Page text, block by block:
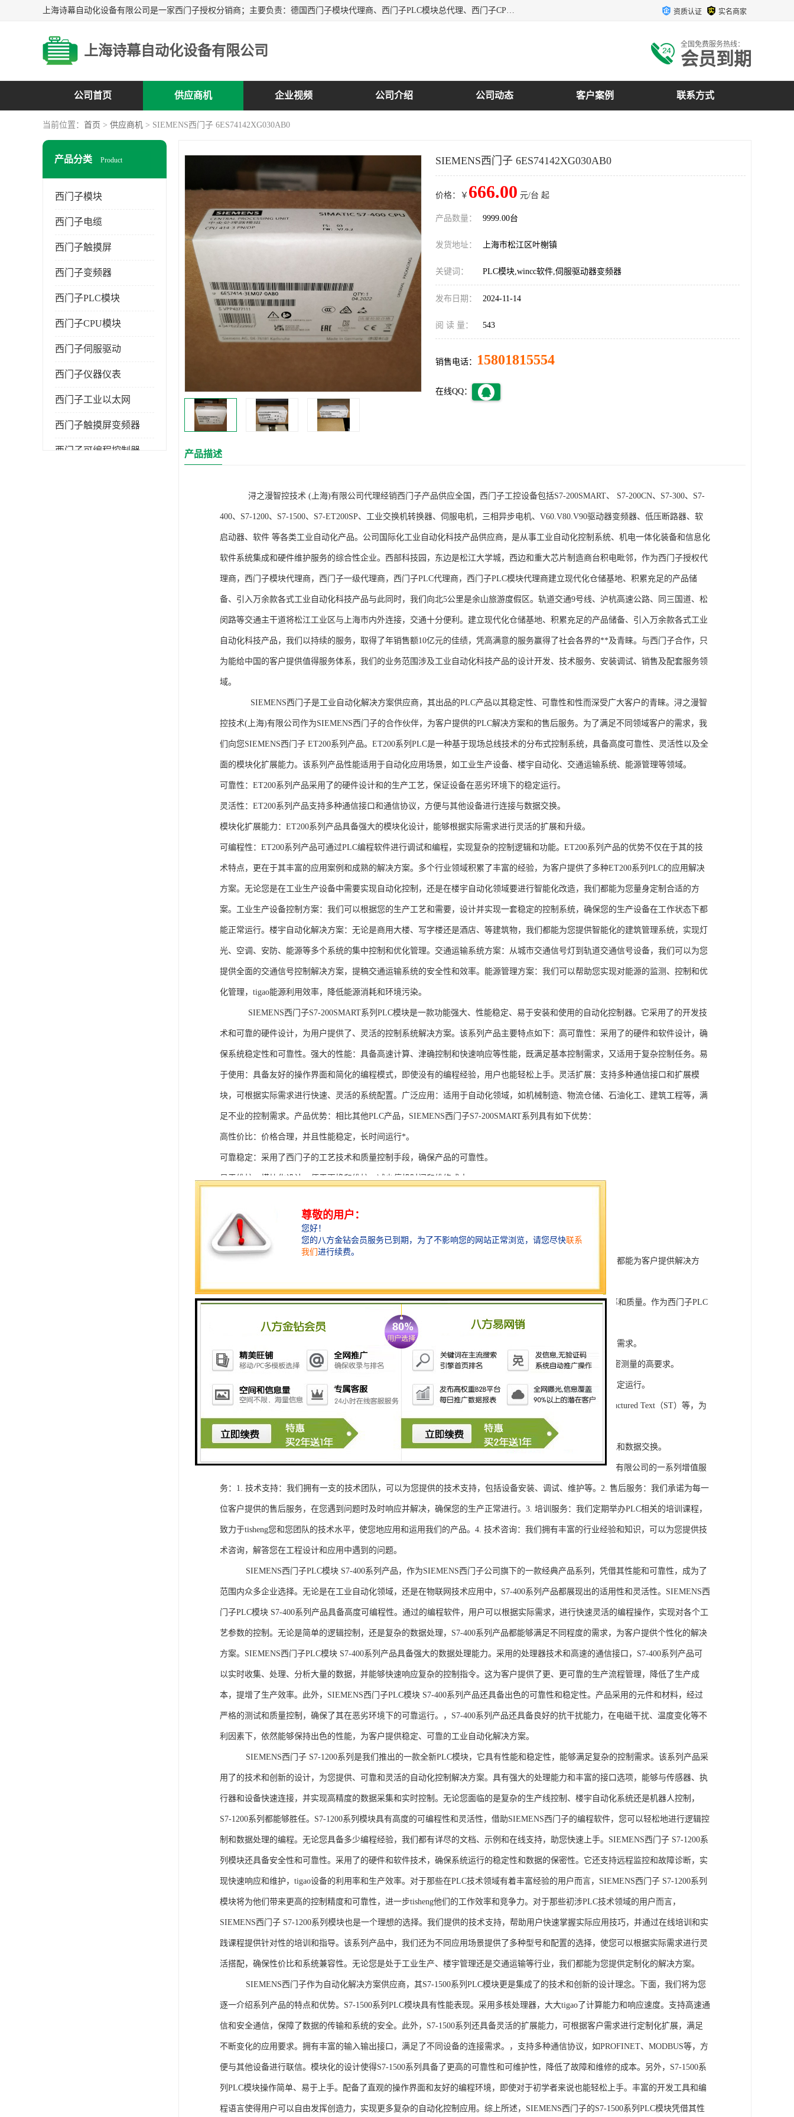
上海诗幕自动化设备有限公司是一家西门子授权分销商；主要负责：德国西门子模块代理商、西门子PLC模块总代理、西门子CPU模块代理商、西门子电缆代理、西门子触摸屏变频器总代理等专销售西门子各系列产品；实体公司，诚信经营，价格优势，品质保证，库存量大，供应！ 资质认证 实名商家
上海诗幕自动化设备有限公司 全国免费服务热线：
会员到期
公司首页 供应商机 企业视频 公司介绍 公司动态 客户案例 联系方式
当前位置： 首页 > 供应商机 > SIEMENS西门子 6ES74142XG030AB0
产品分类 Product
西门子模块
西门子电缆
西门子触摸屏
西门子变频器
西门子PLC模块
西门子CPU模块
西门子伺服驱动
西门子仪器仪表
西门子工业以太网
西门子触摸屏变频器
西门子可编程控制器
SIEMENS西门子 6ES74142XG030AB0
价格：￥ 666.00 元/台 起
产品数量： 9999.00台
发货地址： 上海市松江区叶榭镇
关键词： PLC模块,wincc软件,伺服驱动器变频器
发布日期： 2024-11-14
阅 读 量： 543
销售电话： 15801815554
在线QQ：
产品描述
浔之漫智控技术 (上海)有限公司代理经销西门子产品供应全国，西门子工控设备包括S7-200SMART、 S7-200CN、S7-300、S7-
400、S7-1200、S7-1500、S7-ET200SP、工业交换机转换器、伺服电机，三相异步电机、V60.V80.V90驱动器变频器、低压断路器、软
启动器、软件 等各类工业自动化产品。公司国际化工业自动化科技产品供应商，是从事工业自动化控制系统、机电一体化装备和信息化
软件系统集成和硬件维护服务的综合性企业。西部科技园，东边是松江大学城，西边和重大芯片制造商台积电毗邻，作为西门子授权代
理商，西门子模块代理商，西门子一级代理商，西门子PLC代理商，西门子PLC模块代理商建立现代化仓储基地、积累充足的产品储
备、引入万余款各式工业自动化科技产品与此同时，我们向北5公里是余山旅游度假区。轨道交通9号线、沪杭高速公路、同三国道、松
闵路等交通主干道将松江工业区与上海市内外连接，交通十分便利。建立现代化仓储基地、积累充足的产品储备、引入万余款各式工业
自动化科技产品，我们以持续的服务，取得了年销售额10亿元的佳绩，凭高满意的服务赢得了社会各界的**及青睐。与西门子合作，只
为能给中国的客户提供值得服务体系，我们的业务范围涉及工业自动化科技产品的设计开发、技术服务、安装调试、销售及配套服务领
域。
SIEMENS西门子是工业自动化解决方案供应商，其出品的PLC产品以其稳定性、可靠性和性而深受广大客户的青睐。浔之漫智
控技术(上海)有限公司作为SIEMENS西门子的合作伙伴，为客户提供的PLC解决方案和的售后服务。为了满足不同领域客户的需求，我
们向您SIEMENS西门子 ET200系列产品。ET200系列PLC是一种基于现场总线技术的分布式控制系统，具备高度可靠性、灵活性以及全
面的模块化扩展能力。该系列产品性能适用于自动化应用场景，如工业生产设备、楼宇自动化、交通运输系统、能源管理等领域。
可靠性：ET200系列产品采用了的硬件设计和的生产工艺，保证设备在恶劣环境下的稳定运行。
灵活性：ET200系列产品支持多种通信接口和通信协议，方便与其他设备进行连接与数据交换。
模块化扩展能力：ET200系列产品具备强大的模块化设计，能够根据实际需求进行灵活的扩展和升级。
可编程性：ET200系列产品可通过PLC编程软件进行调试和编程，实现复杂的控制逻辑和功能。ET200系列产品的优势不仅在于其的技
术特点，更在于其丰富的应用案例和成熟的解决方案。多个行业领域积累了丰富的经验，为客户提供了多种ET200系列PLC的应用解决
方案。无论您是在工业生产设备中需要实现自动化控制，还是在楼宇自动化领域要进行智能化改造，我们都能为您量身定制合适的方
案。工业生产设备控制方案：我们可以根据您的生产工艺和需要，设计并实现一套稳定的控制系统，确保您的生产设备在工作状态下都
能正常运行。楼宇自动化解决方案：无论是商用大楼、写字楼还是酒店、等建筑物，我们都能为您提供智能化的建筑管理系统，实现灯
光、空调、安防、能源等多个系统的集中控制和优化管理。交通运输系统方案：从城市交通信号灯到轨道交通信号设备，我们可以为您
提供全面的交通信号控制解决方案，提稿交通运输系统的安全性和效率。能源管理方案：我们可以帮助您实现对能源的监测、控制和优
化管理，tigao能源利用效率，降低能源消耗和环境污染。
SIEMENS西门子S7-200SMART系列PLC模块是一款功能强大、性能稳定、易于安装和使用的自动化控制器。它采用了的开发技
术和可靠的硬件设计，为用户提供了、灵活的控制系统解决方案。该系列产品主要特点如下：高可靠性：采用了的硬件和软件设计，确
保系统稳定性和可靠性。强大的性能：具备高速计算、津确控制和快速响应等性能，既满足基本控制需求，又适用于复杂控制任务。易
于使用：具备友好的操作界面和简化的编程模式，即使没有的编程经验，用户也能轻松上手。灵活扩展：支持多种通信接口和扩展模
块，可根据实际需求进行快速、灵活的系统配置。广泛应用：适用于自动化领域，如机械制造、物流仓储、石油化工、建筑工程等，满
足不业的控制需求。产品优势：相比其他PLC产品，SIEMENS西门子S7-200SMART系列具有如下优势：
高性价比：价格合理，并且性能稳定，长时间运行*。
可靠稳定：采用了西门子的工艺技术和质量控制手段，确保产品的可靠性。
易于维护：模块化设计，便于更换和维护，减少停机时间和维修成本。
灵活配置：多种通信接口和编程模式可选，满足不同用户的个性化要求。
快速部署：配备了完善的软件工具和技术支持，可快速部署系统，缩短项目周期。
在智能科技、自动化科技和机电领域内有着到的见解。无论是提供技术咨询，还是进行技术开发和转让，我们都能为客户提供解决方
SIEMENS西门子PLC模块S7-300系列产品是一系列高可靠性、高性能的工控设备，旨在tisheng生产效率和质量。作为西门子PLC
系列中的重要组成部分，S7-300系列产品具有以下突出特点：
1. 灵活性和可扩展性：S7-300系列产品设计特，可根据客户需求灵活配置输入输出模块，满足不同规模工程的需求。
2. 高速、高精度的模拟量输入输出：S7-300系列产品支持多达8个模拟量输入输出通道，可满足对于控制和精密测量的高要求。
3. 高可靠性和稳定性：S7-300系列产品采用的硬件和软件技术，具有高度可靠性和稳定性，保证系统的长期稳定运行。
4. 灵活可编程：S7-300系列产品采用TIA Portal开发环境，支持多种编程语言，如Ladder Diagram（LD）、Structured Text（ST）等，为
工程师提供了更多编程选择。
5. 可靠的通讯接口：S7-300系列产品配备丰富的通讯接口，可与其他工控设备无缝集成，实现设备之间的通讯和数据交换。
购买SIEMENS西门子PLC模块S7-300系列产品，不仅获得了可靠的工控设备，还将获得浔之漫智控技术(上海)有限公司的一系列增值服
务：1. 技术支持：我们拥有一支的技术团队，可以为您提供的技术支持，包括设备安装、调试、维护等。2. 售后服务：我们承诺为每一
位客户提供的售后服务，在您遇到问题时及时响应并解决，确保您的生产正常进行。3. 培训服务：我们定期举办PLC相关的培训课程，
致力于tisheng您和您团队的技术水平，使您地应用和运用我们的产品。4. 技术咨询：我们拥有丰富的行业经验和知识，可以为您提供技
术咨询，解答您在工程设计和应用中遇到的问题。
SIEMENS西门子PLC模块 S7-400系列产品，作为SIEMENS西门子公司旗下的一款经典产品系列，凭借其性能和可靠性，成为了
范围内众多企业选择。无论是在工业自动化领域，还是在物联网技术应用中，S7-400系列产品都展现出的适用性和灵活性。SIEMENS西
门子PLC模块 S7-400系列产品具备高度可编程性。通过的编程软件，用户可以根据实际需求，进行快速灵活的编程操作，实现对各个工
艺参数的控制。无论是简单的逻辑控制，还是复杂的数据处理，S7-400系列产品都能够满足不同程度的需求，为客户提供个性化的解决
方案。SIEMENS西门子PLC模块 S7-400系列产品具备强大的数据处理能力。采用的处理器技术和高速的通信接口，S7-400系列产品可
以实时收集、处理、分析大量的数据，并能够快速响应复杂的控制指令。这为客户提供了更、更可靠的生产流程管理，降低了生产成
本，提增了生产效率。此外，SIEMENS西门子PLC模块 S7-400系列产品还具备出色的可靠性和稳定性。产品采用的元件和材料，经过
严格的测试和质量控制，确保了其在恶劣环境下的可靠运行。，S7-400系列产品还具备良好的抗干扰能力，在电磁干扰、温度变化等不
利因素下，依然能够保持出色的性能，为客户提供稳定、可靠的工业自动化解决方案。
SIEMENS西门子 S7-1200系列是我们推出的一款全新PLC模块，它具有性能和稳定性，能够满足复杂的控制需求。该系列产品采
用了的技术和创新的设计，为您提供、可靠和灵活的自动化控制解决方案。具有强大的处理能力和丰富的接口选项，能够与传感器、执
行器和设备快速连接，并实现高精度的数据采集和实时控制。无论您面临的是复杂的生产线控制、楼宇自动化系统还是机器人控制，
S7-1200系列都能够胜任。S7-1200系列模块具有高度的可编程性和灵活性，借助SIEMENS西门子的编程软件，您可以轻松地进行逻辑控
制和数据处理的编程。无论您具备多少编程经验，我们都有详尽的文档、示例和在线支持，助您快速上手。SIEMENS西门子 S7-1200系
列模块还具备安全性和可靠性。采用了的硬件和软件技术，确保系统运行的稳定性和数据的保密性。它还支持远程监控和故障诊断，实
现快速响应和维护，tigao设备的利用率和生产效率。对于那些在PLC技术领域有着丰富经验的用户而言，SIEMENS西门子 S7-1200系列
模块将为他们带来更高的控制精度和可靠性，进一步tisheng他们的工作效率和竞争力。对于那些初涉PLC技术领域的用户而言，
SIEMENS西门子 S7-1200系列模块也是一个理想的选择。我们提供的技术支持，帮助用户快速掌握实际应用技巧，并通过在线培训和实
践课程提供针对性的培训和指导。该系列产品中，我们还为不同应用场景提供了多种型号和配置的选择，使您可以根据实际需求进行灵
活搭配，确保性价比和系统兼容性。无论您是处于工业生产、楼宇管理还是交通运输等行业，我们都能为您提供定制化的解决方案。
SIEMENS西门子作为自动化解决方案供应商，其S7-1500系列PLC模块更是集成了的技术和创新的设计理念。下面，我们将为您
逐一介绍系列产品的特点和优势。S7-1500系列PLC模块具有性能表现。采用多核处理器，大大tigao了计算能力和响应速度。支持高速通
信和安全通信，保障了数据的传输和系统的安全。此外，S7-1500系列还具备灵活的扩展能力，可根据客户需求进行定制化扩展，满足
不断变化的应用要求。拥有丰富的输入输出接口，满足了不同设备的连接需求。，支持多种通信协议，如PROFINET、MODBUS等，方
便与其他设备进行联信。模块化的设计使得S7-1500系列具备了更高的可靠性和可维护性，降低了故障和维修的成本。另外，S7-1500系
列PLC模块操作简单、易于上手。配备了直观的操作界面和友好的编程环境，即使对于初学者来说也能轻松上手。丰富的开发工具和编
程语言使得用户可以自由发挥创造力，实现更多复杂的自动化控制应用。综上所述，SIEMENS西门子的S7-1500系列PLC模块凭借其性